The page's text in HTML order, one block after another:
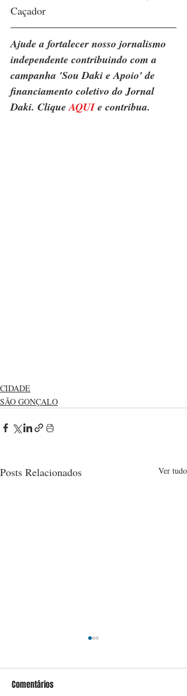
Caçador
Ajude a fortalecer nosso jornalismo
independente contribuindo com a
campanha 'Sou Daki e Apoio' de
financiamento coletivo do Jornal
Daki. Clique AQUI e contribua.
CIDADE
SÃO GONÇALO
Posts Relacionados Ver tudo
Comentários